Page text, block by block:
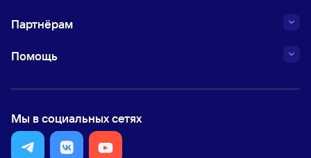
Партнёрам
Помощь
Мы в социальных сетях